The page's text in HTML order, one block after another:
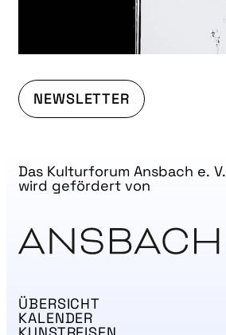
NEWSLETTER
ÜBERSICHT
KALENDER
Das Kulturforum Ansbach e. V.
wird gefördert von